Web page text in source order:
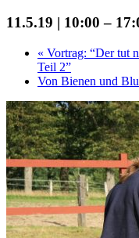
11.5.19 | 10:00 –
« Vortrag: “Der tut
Teil 2”
Von Bienen und